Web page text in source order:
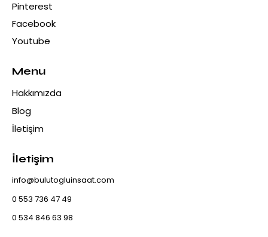
Pinterest
Facebook
Youtube
Menu
Hakkımızda
Blog
İletişim
İletişim
info@bulutogluinsaat.com
0 553 736 47 49
0 534 846 63 98